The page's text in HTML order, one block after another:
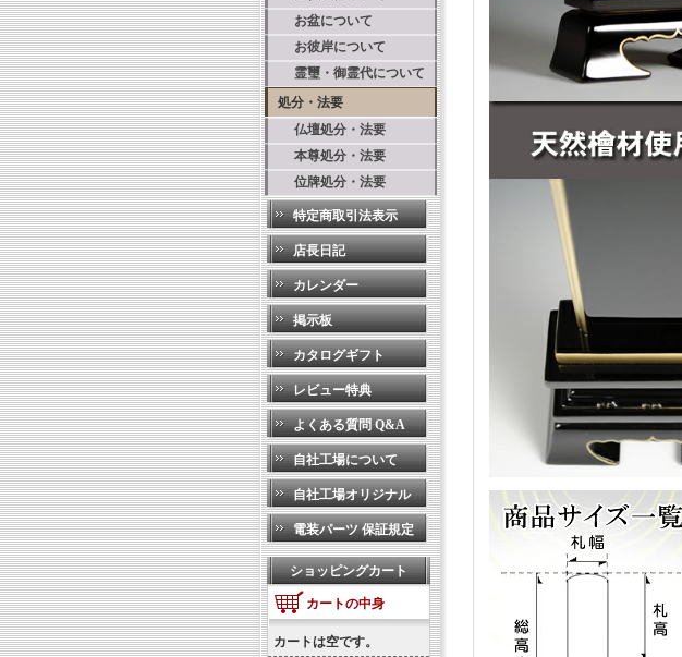
お盆について
お彼岸について
霊璽・御霊代について
処分・法要
仏壇処分・法要
本尊処分・法要
位牌処分・法要
特定商取引法表示
店長日記
カレンダー
掲示板
カタログギフト
レビュー特典
よくある質問 Q&A
自社工場について
自社工場オリジナル
電装パーツ 保証規定
ショッピングカート
カートの中身
カートは空です。